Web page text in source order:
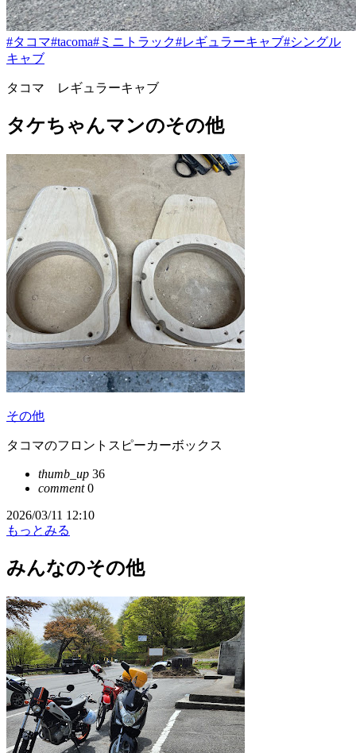
#タコマ#tacoma#ミニトラック#レギュラーキャブ#シングル
キャブ
タコマ レギュラーキャブ
タケちゃんマンのその他
その他
タコマのフロントスピーカーボックス
thumb_up 36
comment0
2026/03/11 12:10
もっとみる
みんなのその他